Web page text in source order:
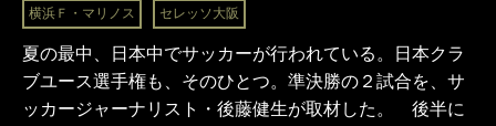
横浜Ｆ・マリノス セレッソ大阪
夏の最中、日本中でサッカーが行われている。日本クラ
ブユース選手権も、そのひとつ。準決勝の２試合を、サ
ッカージャーナリスト・後藤健生が取材した。 後半に